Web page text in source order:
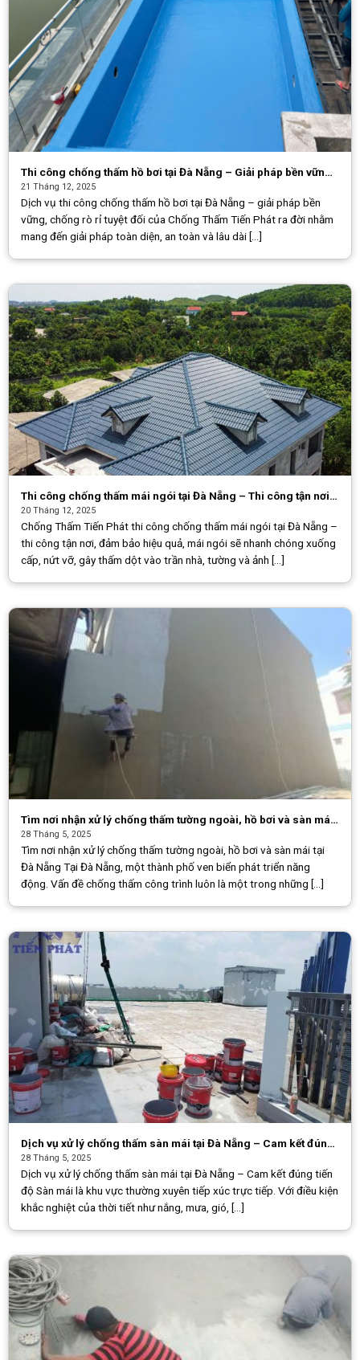
Thi công chống thấm hồ bơi tại Đà Nẵng – Giải pháp bền vững,
chống rò rỉ tuyệt đối
21 Tháng 12, 2025
Dịch vụ thi công chống thấm hồ bơi tại Đà Nẵng – giải pháp bền
vững, chống rò rỉ tuyệt đối của Chống Thấm Tiến Phát ra đời nhằm
mang đến giải pháp toàn diện, an toàn và lâu dài [...]
Thi công chống thấm mái ngói tại Đà Nẵng – Thi công tận nơi,
đảm bảo hiệu quả
20 Tháng 12, 2025
Chống Thấm Tiến Phát thi công chống thấm mái ngói tại Đà Nẵng –
thi công tận nơi, đảm bảo hiệu quả, mái ngói sẽ nhanh chóng xuống
cấp, nứt vỡ, gây thấm dột vào trần nhà, tường và ảnh [...]
Tìm nơi nhận xử lý chống thấm tường ngoài, hồ bơi và sàn mái
tại Đà Nẵng
28 Tháng 5, 2025
Tìm nơi nhận xử lý chống thấm tường ngoài, hồ bơi và sàn mái tại
Đà Nẵng Tại Đà Nẵng, một thành phố ven biển phát triển năng
động. Vấn đề chống thấm công trình luôn là một trong những [...]
Dịch vụ xử lý chống thấm sàn mái tại Đà Nẵng – Cam kết đúng
tiến độ
28 Tháng 5, 2025
Dịch vụ xử lý chống thấm sàn mái tại Đà Nẵng – Cam kết đúng tiến
độ Sàn mái là khu vực thường xuyên tiếp xúc trực tiếp. Với điều kiện
khắc nghiệt của thời tiết như nắng, mưa, gió, [...]